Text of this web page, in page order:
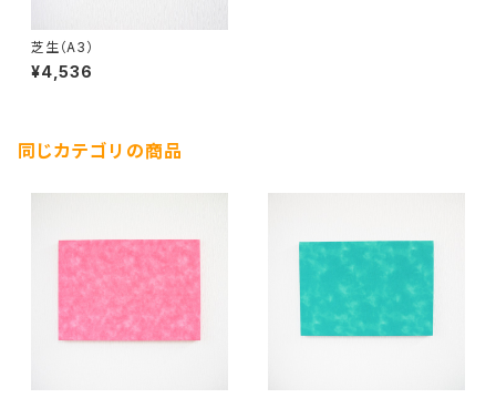
芝生（A3）
¥4,536
同じカテゴリの商品